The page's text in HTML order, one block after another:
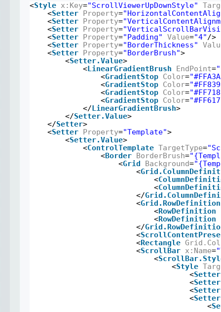
<Style x:Key="ScrollViewerUpDownStyle"
<Setter Property=
<Setter Property=
<Setter Property=
<Setter Property="Padding" Value="4" />
<Setter Property="BorderThickness"
<Setter Property="BorderBrush">
<Setter.Value>
<LinearGradientBrush EndPoint=
<GradientStop Color=
<GradientStop Color=
<GradientStop Color=
<GradientStop Color=
</LinearGradientBrush>
</Setter.Value>
</Setter>
<Setter Property="Template">
<Setter.Value>
<ControlTemplate TargetType=
<Border BorderBrush=
<Grid Background=
<
<
<
</
<
<RowDefinition
<RowDefinition
</
<
<Rectangle
<ScrollBar x:Name=
<
<Style
<Setter
<Setter
<Setter
<Setter
<